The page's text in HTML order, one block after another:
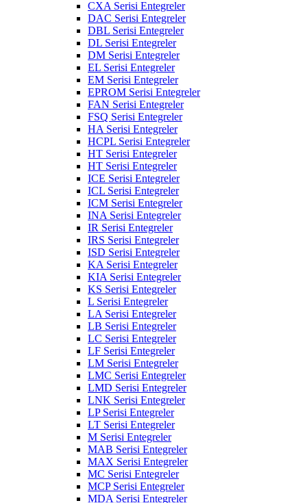
CXA Serisi Entegreler
DAC Serisi Entegreler
DBL Serisi Entegreler
DL Serisi Entegreler
DM Serisi Entegreler
EL Serisi Entegreler
EM Serisi Entegreler
EPROM Serisi Entegreler
FAN Serisi Entegreler
FSQ Serisi Entegreler
HA Serisi Entegreler
HCPL Serisi Entegreler
HT Serisi Entegreler
HT Serisi Entegreler
ICE Serisi Entegreler
ICL Serisi Entegreler
ICM Serisi Entegreler
INA Serisi Entegreler
IR Serisi Entegreler
IRS Serisi Entegreler
ISD Serisi Entegreler
KA Serisi Entegreler
KIA Serisi Entegreler
KS Serisi Entegreler
L Serisi Entegreler
LA Serisi Entegreler
LB Serisi Entegreler
LC Serisi Entegreler
LF Serisi Entegreler
LM Serisi Entegreler
LMC Serisi Entegreler
LMD Serisi Entegreler
LNK Serisi Entegreler
LP Serisi Entegreler
LT Serisi Entegreler
M Serisi Entegreler
MAB Serisi Entegreler
MAX Serisi Entegreler
MC Serisi Entegreler
MCP Serisi Entegreler
MDA Serisi Entegreler